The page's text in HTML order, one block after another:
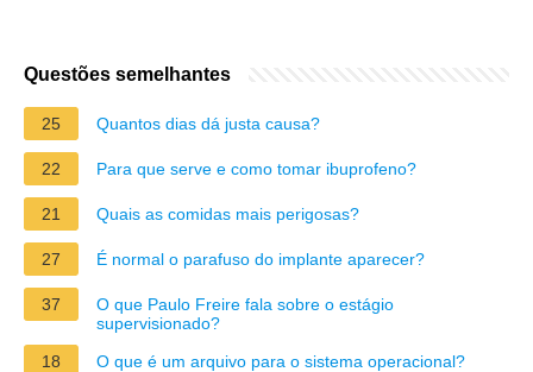
Questões semelhantes
25 Quantos dias dá justa causa?
22 Para que serve e como tomar ibuprofeno?
21 Quais as comidas mais perigosas?
27 É normal o parafuso do implante aparecer?
37
O que Paulo Freire fala sobre o estágio
supervisionado?
18
O que é um arquivo para o sistema operacional?